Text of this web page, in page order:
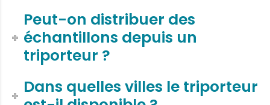
Peut-on distribuer des
échantillons depuis un
triporteur ?
Dans quelles villes le triporteur